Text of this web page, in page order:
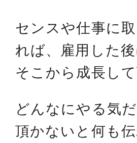
センスや仕事に
れば、雇用した
そこから成長し
どんなにやる気
頂かないと何も